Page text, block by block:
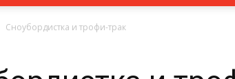
Сноубордистка и трофи-трак